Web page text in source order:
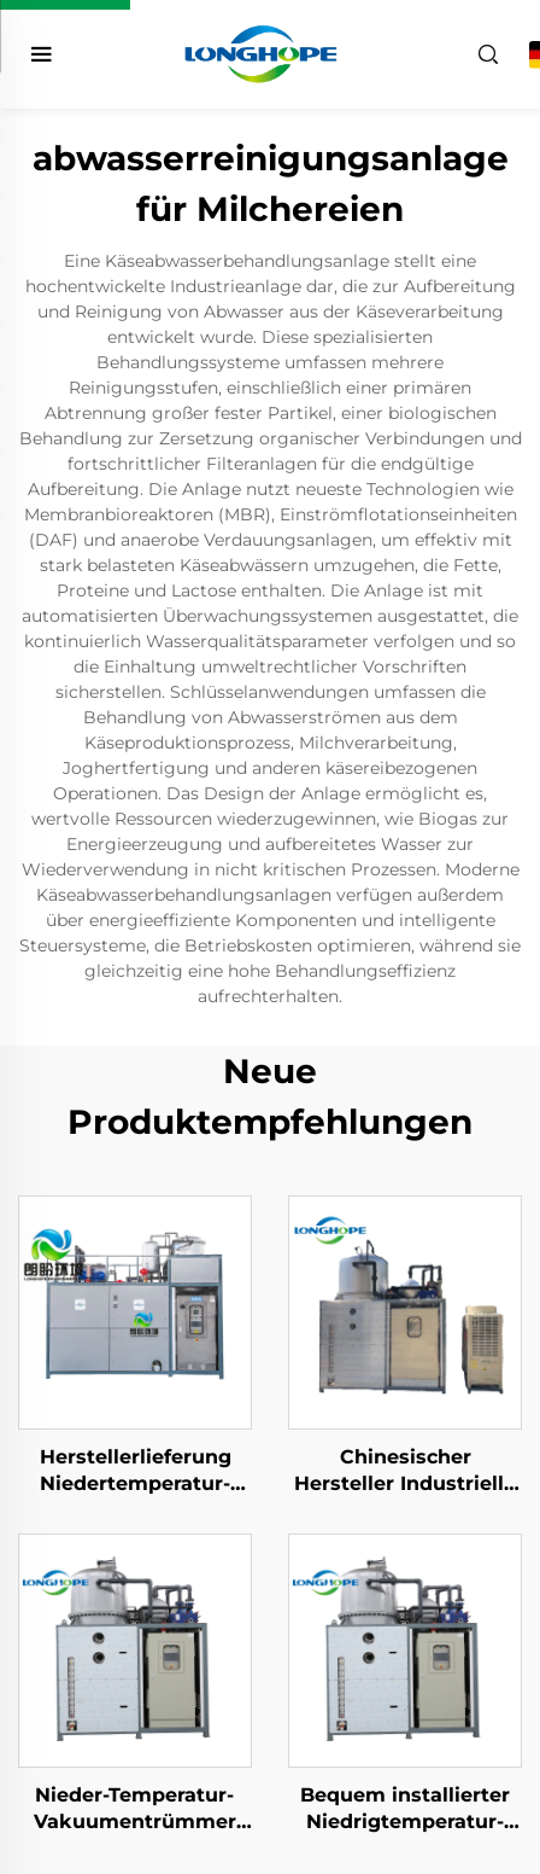
abwasserreinigungsanlage
für Milchereien
Eine Käseabwasserbehandlungsanlage stellt eine
hochentwickelte Industrieanlage dar, die zur Aufbereitung
und Reinigung von Abwasser aus der Käseverarbeitung
entwickelt wurde. Diese spezialisierten
Behandlungssysteme umfassen mehrere
Reinigungsstufen, einschließlich einer primären
Abtrennung großer fester Partikel, einer biologischen
Behandlung zur Zersetzung organischer Verbindungen und
fortschrittlicher Filteranlagen für die endgültige
Aufbereitung. Die Anlage nutzt neueste Technologien wie
Membranbioreaktoren (MBR), Einströmflotationseinheiten
(DAF) und anaerobe Verdauungsanlagen, um effektiv mit
stark belasteten Käseabwässern umzugehen, die Fette,
Proteine und Lactose enthalten. Die Anlage ist mit
automatisierten Überwachungssystemen ausgestattet, die
kontinuierlich Wasserqualitätsparameter verfolgen und so
die Einhaltung umweltrechtlicher Vorschriften
sicherstellen. Schlüsselanwendungen umfassen die
Behandlung von Abwasserströmen aus dem
Käseproduktionsprozess, Milchverarbeitung,
Joghertfertigung und anderen käsereibezogenen
Operationen. Das Design der Anlage ermöglicht es,
wertvolle Ressourcen wiederzugewinnen, wie Biogas zur
Energieerzeugung und aufbereitetes Wasser zur
Wiederverwendung in nicht kritischen Prozessen. Moderne
Käseabwasserbehandlungsanlagen verfügen außerdem
über energieeffiziente Komponenten und intelligente
Steuersysteme, die Betriebskosten optimieren, während sie
gleichzeitig eine hohe Behandlungseffizienz
aufrechterhalten.
Neue
Produktempfehlungen
Herstellerlieferung
Niedertemperatur-
Kristallisationsanlage
Chinesischer
Hersteller Industrielle
Niedrigtemperatur-
Vakuerverdampfer-
Maschinen
Nieder-Temperatur-
Vakuumentrümmer
Bequem installierter
Niedrigtemperatur-